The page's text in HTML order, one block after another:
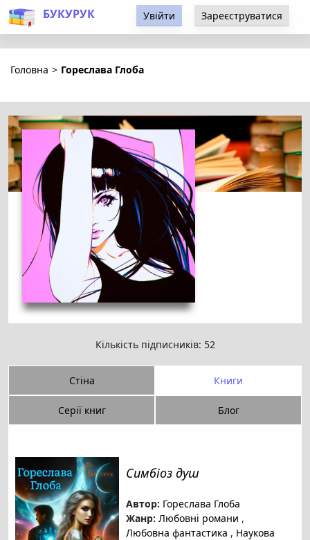
БУКУРУК Увійти Зареєструватися
Головна > Гореслава Глоба
Кількість підписників: 52
Стіна Книги
Серії книг Блог
Симбіоз душ
Автор: Гореслава Глоба
Жанр: Любовні романи ,
Любовна фантастика , Наукова